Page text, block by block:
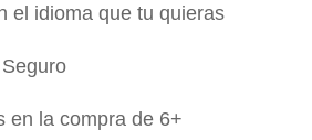
el idioma que tu quieras
en la compra de 6+